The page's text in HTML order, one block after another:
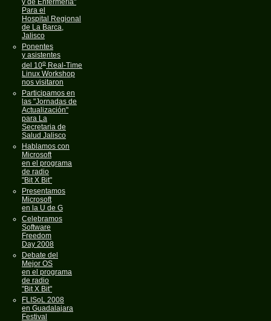
y de Enfermería"
Para el
Hospital Regional
de La Barca,
Jalisco
Ponentes
y asistentes
del 10o Real-Time
Linux Workshop
nos visitaron
Participamos en
las "Jornadas de
Actualización"
para La
Secretaria de
Salud Jalisco
Hablamos con
Microsoft
en el programa
de radio
"Bit X Bit"
Presentamos
Microsoft
en la U de G
Celebramos
Software
Freedom
Day 2008
Debate del
Mejor OS
en el programa
de radio
"Bit X Bit"
FLISoL 2008
en Guadalajara
Festival